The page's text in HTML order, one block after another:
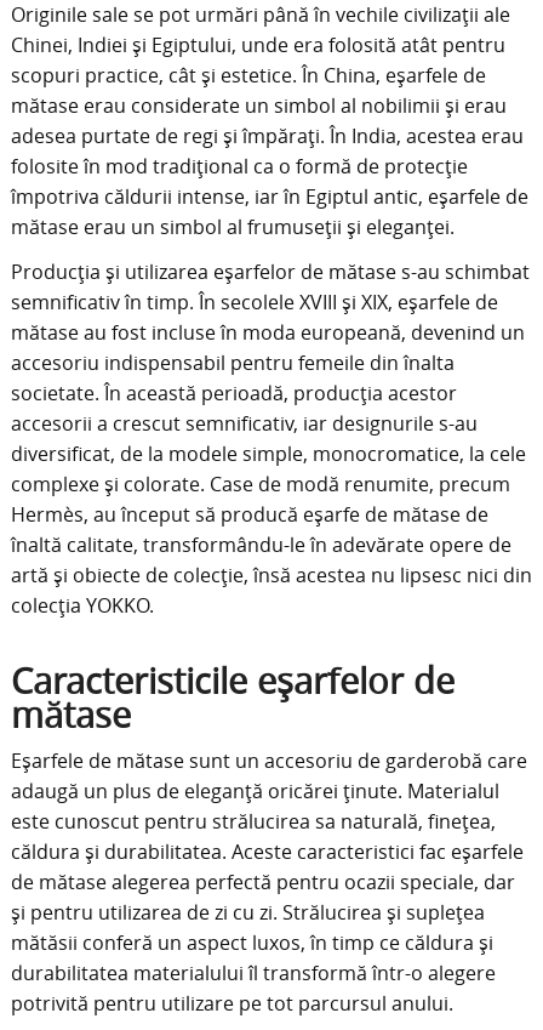
Originile sale se pot urmări până în vechile civilizații ale
Chinei, Indiei și Egiptului, unde era folosită atât pentru
scopuri practice, cât și estetice. În China, eșarfele de
mătase erau considerate un simbol al nobilimii și erau
adesea purtate de regi și împărați. În India, acestea erau
folosite în mod tradițional ca o formă de protecție
împotriva căldurii intense, iar în Egiptul antic, eșarfele de
mătase erau un simbol al frumuseții și eleganței.
Producția și utilizarea eșarfelor de mătase s-au schimbat
semnificativ în timp. În secolele XVIII și XIX, eșarfele de
mătase au fost incluse în moda europeană, devenind un
accesoriu indispensabil pentru femeile din înalta
societate. În această perioadă, producția acestor
accesorii a crescut semnificativ, iar designurile s-au
diversificat, de la modele simple, monocromatice, la cele
complexe și colorate. Case de modă renumite, precum
Hermès, au început să producă eșarfe de mătase de
înaltă calitate, transformându-le în adevărate opere de
artă și obiecte de colecție, însă acestea nu lipsesc nici din
colecția YOKKO.
Caracteristicile eșarfelor de
mătase
Eșarfele de mătase sunt un accesoriu de garderobă care
adaugă un plus de eleganță oricărei ținute. Materialul
este cunoscut pentru strălucirea sa naturală, finețea,
căldura și durabilitatea. Aceste caracteristici fac eșarfele
de mătase alegerea perfectă pentru ocazii speciale, dar
și pentru utilizarea de zi cu zi. Strălucirea și suplețea
mătăsii conferă un aspect luxos, în timp ce căldura și
durabilitatea materialului îl transformă într-o alegere
potrivită pentru utilizare pe tot parcursul anului.